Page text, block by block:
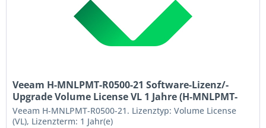
Veeam H-MNLPMT-R0500-21 Software-Lizenz/-
Upgrade Volume License VL 1 Jahre (H-MNLPMT-
R0500-21)
Veeam H-MNLPMT-R0500-21. Lizenztyp: Volume License
(VL), Lizenzterm: 1 Jahr(e)